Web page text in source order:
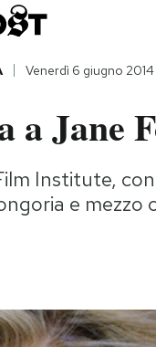
Venerdì 6 giugno 2014
Jane
Institute,
e mezzo